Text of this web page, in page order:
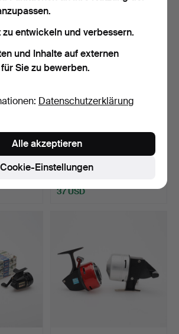
Ein
FISCHERROLLEN ABU
GARCIA, ZWEI STÜCK,
KARD…
Beendet 27. Nov 2022
37 USD
entwickeln und verbessern.
und Inhalte auf externen
Sie zu bewerben.
Datenschutzerklärung
Cookie-Einstellungen
Alle akzeptieren